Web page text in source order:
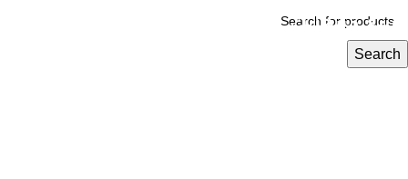
Search
وبيع منتجاتك الكيميائية بضغطتين زر مع كيمي